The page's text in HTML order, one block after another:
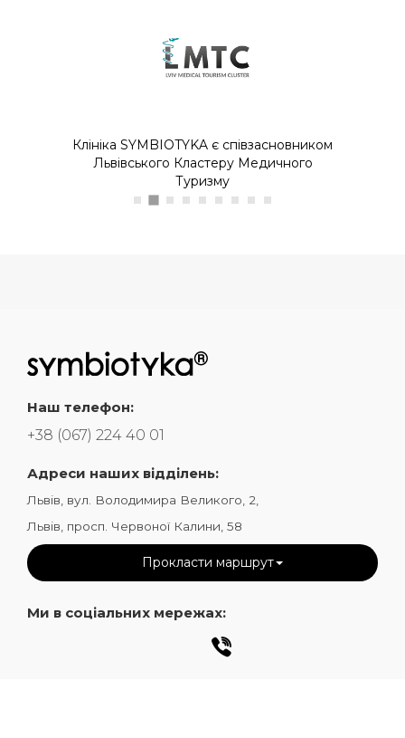
Клініка SYMBIOTYKA є співзасновником
Львівського Кластеру Медичного
Туризму
Наш телефон:
+38 (067) 224 40 01
Адреси наших відділень:
Львів, вул. Володимира Великого, 2,
Львів, просп. Червоної Калини, 58
Прокласти маршрут
Ми в соціальних мережах: